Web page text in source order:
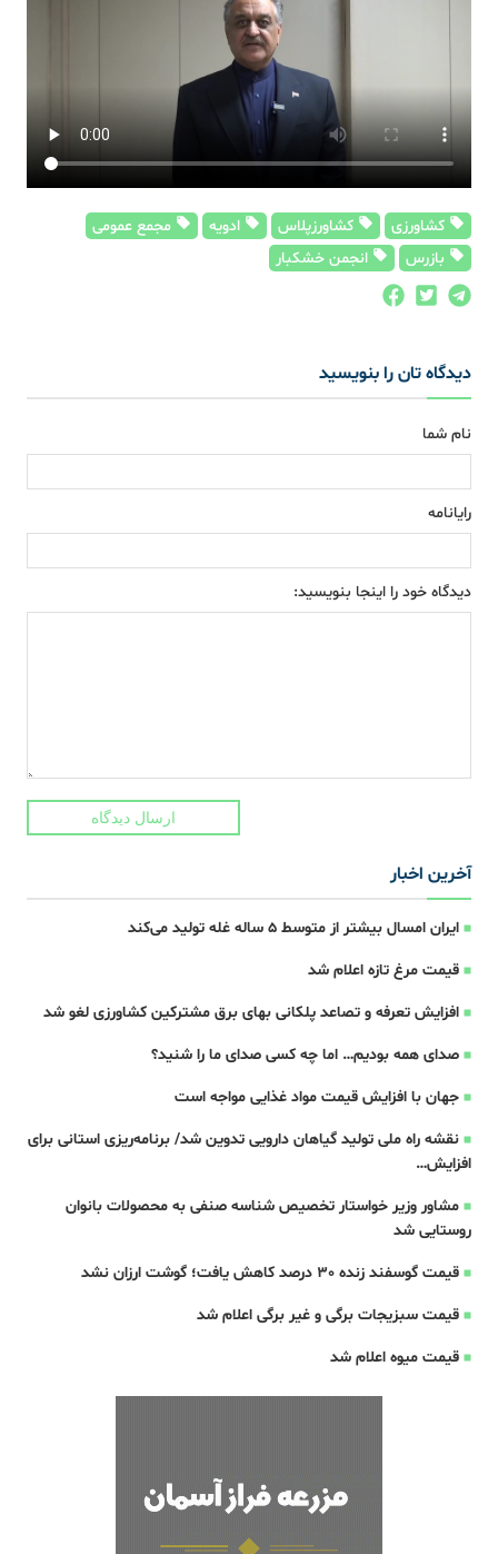
کشاورزی کشاورزپلاس ادویه
مجمع عمومی
بازرس
انجمن خشکبار
دیدگاه تان را بنویسید
نام شما
رایانامه
دیدگاه خود را اینجا بنویسید:
ارسال دیدگاه
آخرین اخبار
ایران امسال بیشتر از متوسط 5 ساله غله تولید می‌کند
قیمت مرغ تازه اعلام شد
افزایش تعرفه و تصاعد پلکانی بهای برق مشترکین کشاورزی لغو شد
صدای همه بودیم… اما چه کسی صدای ما را شنید؟
جهان با افزایش قیمت مواد غذایی مواجه است
نقشه راه ملی تولید گیاهان دارویی تدوین شد/ برنامه‌ریزی استانی برای
افزایش…
مشاور وزیر خواستار تخصیص شناسه صنفی به محصولات بانوان
روستایی شد
قیمت گوسفند زنده 30 درصد کاهش یافت؛ گوشت ارزان نشد
قیمت سبزیجات برگی و غیر برگی اعلام شد
قیمت میوه اعلام شد